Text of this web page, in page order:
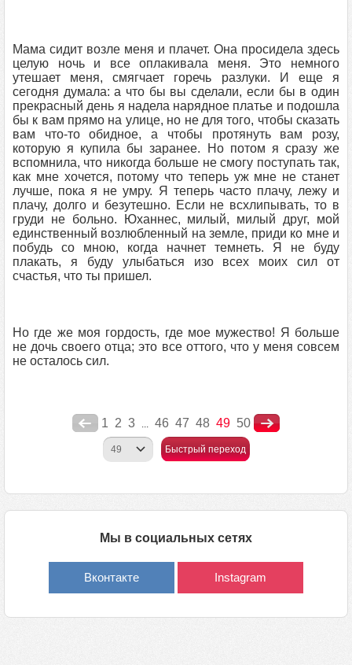
Мама сидит возле меня и плачет. Она просидела здесь
целую ночь и все оплакивала меня. Это немного
утешает меня, смягчает горечь разлуки. И еще я
сегодня думала: а что бы вы сделали, если бы в один
прекрасный день я надела нарядное платье и подошла
бы к вам прямо на улице, но не для того, чтобы сказать
вам что-то обидное, а чтобы протянуть вам розу,
которую я купила бы заранее. Но потом я сразу же
вспомнила, что никогда больше не смогу поступать так,
как мне хочется, потому что теперь уж мне не станет
лучше, пока я не умру. Я теперь часто плачу, лежу и
плачу, долго и безутешно. Если не всхлипывать, то в
груди не больно. Юханнес, милый, милый друг, мой
единственный возлюбленный на земле, приди ко мне и
побудь со мною, когда начнет темнеть. Я не буду
плакать, я буду улыбаться изо всех моих сил от
счастья, что ты пришел.
Но где же моя гордость, где мое мужество! Я больше
не дочь своего отца; это все оттого, что у меня совсем
не осталось сил.
1 2 3 ... 46 47 48 49 50
Быстрый переход
Мы в социальных сетях
Вконтакте Instagram